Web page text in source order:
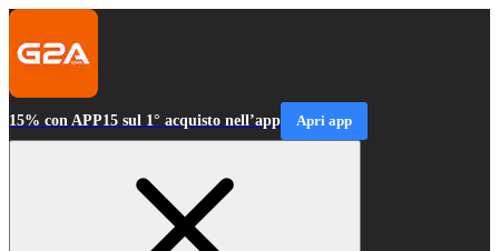
15% con APP15 sul 1° acquisto nell’app Apri app